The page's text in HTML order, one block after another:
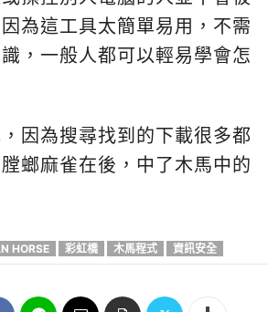
為這工具太簡單易用，不需
，一般人都可以輕易學會怎
因為搜尋找到的下載很多都
螂麻雀在後，中了木馬中的
HORSE 彩虹橋 木馬程式 資訊安全